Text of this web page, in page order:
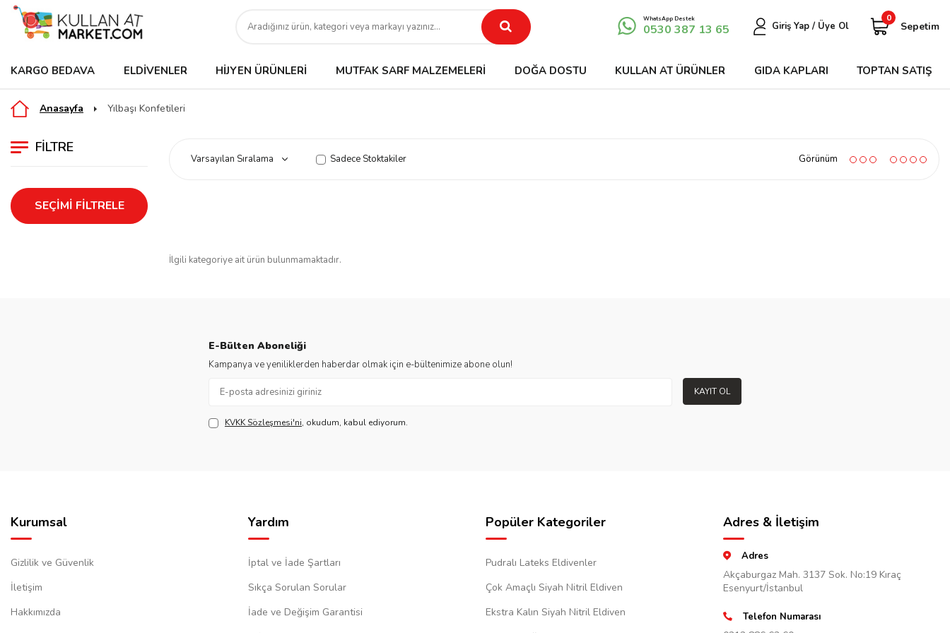
WhatsApp Destek
0530 387 13 65 Giriş Yap / Üye Ol
0
Sepetim
KARGO BEDAVA ELDIVENLER HIJYEN ÜRÜNLERI MUTFAK SARF MALZEMELERI DOĞA DOSTU KULLAN AT ÜRÜNLER GIDA KAPLARI TOPTAN SATIŞ
Anasayfa Yılbaşı Konfetileri
FILTRE
SEÇIMI FILTRELE
Sadece Stoktakiler Görünüm
İlgili kategoriye ait ürün bulunmamaktadır.
E-Bülten Aboneliği
Kampanya ve yeniliklerden haberdar olmak için e-bültenimize abone olun!
KAYIT OL
KVKK Sözleşmesi'ni, okudum, kabul ediyorum.
Kurumsal
Gizlilik ve Güvenlik
İletişim
Hakkımızda
Yardım
İptal ve İade Şartları
Sıkça Sorulan Sorular
İade ve Değişim Garantisi
Popüler Kategoriler
Pudralı Lateks Eldivenler
Çok Amaçlı Siyah Nitril Eldiven
Ekstra Kalın Siyah Nitril Eldiven
Adres & İletişim
Adres
Akçaburgaz Mah. 3137 Sok. No:19 Kıraç
Esenyurt/İstanbul
Telefon Numarası